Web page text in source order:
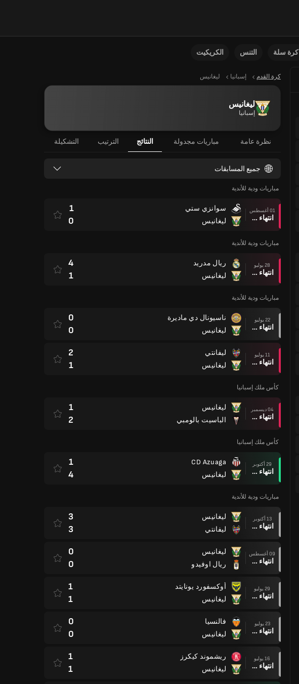
كرة سلة التنس الكريكيت
كرة القدم إسبانيا ليغانيس
ليغانيس
إسبانيا
نظرة عامة مباريات مجدولة النتائج الترتيب التشكيلة
جميع المسابقات
مباريات ودية للأندية
01 أغسطس
انتهاء وقت المباراة
سوانزي ستي
ليغانيس
1
0
مباريات ودية للأندية
28 يوليو
انتهاء وقت المباراة
ريال مدريد
ليغانيس
4
1
مباريات ودية للأندية
22 يوليو
انتهاء وقت المباراة
ناسيونال دي ماديرة
ليغانيس
0
0
11 يوليو
انتهاء وقت المباراة
ليفانتي
ليغانيس
2
1
كأس ملك إسبانيا
04 ديسمبر
انتهاء وقت المباراة
ليغانيس
الباسيت بالومبي
1
2
كأس ملك إسبانيا
29 أكتوبر
انتهاء وقت المباراة
CD Azuaga
ليغانيس
1
4
مباريات ودية للأندية
13 أكتوبر
انتهاء وقت المباراة
ليغانيس
ليفانتي
3
3
09 أغسطس
انتهاء وقت المباراة
ليغانيس
ريال اوفيدو
0
0
29 يوليو
انتهاء وقت المباراة
أوكسفورد يونايتد
ليغانيس
1
1
23 يوليو
انتهاء وقت المباراة
فالنسيا
ليغانيس
0
0
16 يوليو
انتهاء وقت المباراة
ريشموند كيكرز
ليغانيس
1
1